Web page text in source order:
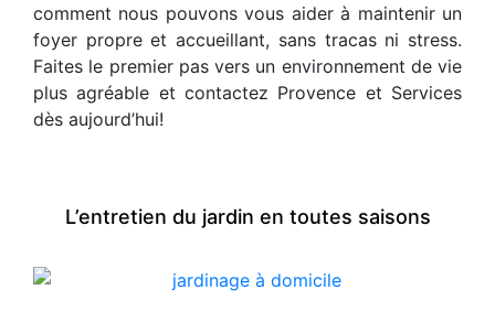
comment nous pouvons vous aider à maintenir un
foyer propre et accueillant, sans tracas ni stress.
Faites le premier pas vers un environnement de vie
plus agréable et contactez Provence et Services
dès aujourd’hui!
L’entretien du jardin en toutes saisons